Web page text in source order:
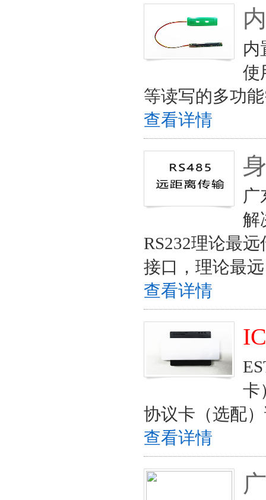
内
使
等读写的多功
查看详情
广
解
RS232理论最
接口，理论最
查看详情
IC
卡
协议卡（选配
查看详情